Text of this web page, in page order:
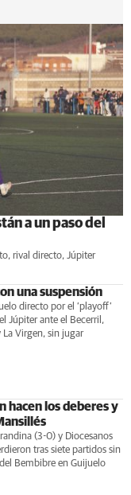
a un paso del
rival directo, Júpiter
una suspensión
directo por el ‘playoff’
Júpiter ante el Becerril,
Virgen, sin jugar
hacen los deberes y
(3-0) y Diocesanos
tras siete partidos sin
Bembibre en Guijuelo